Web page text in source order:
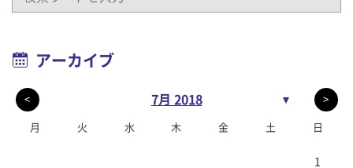
アーカイブ
< 7月 2018 ▼ >
月 火 水 木 金 土 日
1